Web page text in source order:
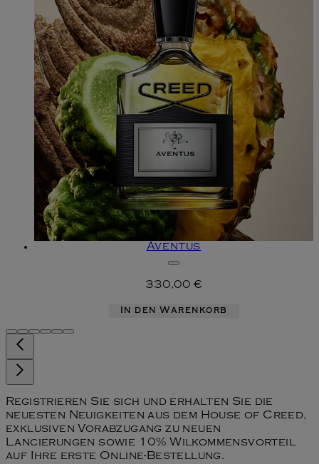
Aventus
330,00 €
In den Warenkorb
Registrieren Sie sich und erhalten Sie die
neuesten Neuigkeiten aus dem House of Creed,
exklusiven Vorabzugang zu neuen
Lancierungen sowie 10% Wilkommensvorteil
auf Ihre erste Online-Bestellung.